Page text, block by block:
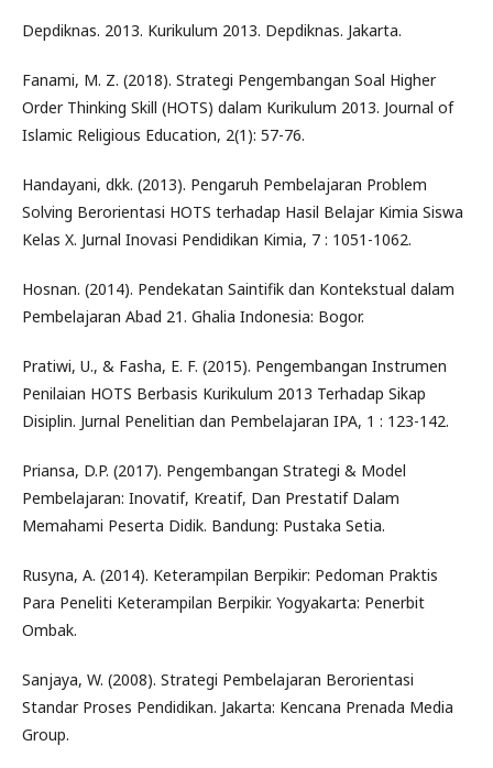
Depdiknas. 2013. Kurikulum 2013. Depdiknas. Jakarta.
Fanami, M. Z. (2018). Strategi Pengembangan Soal Higher
Order Thinking Skill (HOTS) dalam Kurikulum 2013. Journal of
Islamic Religious Education, 2(1): 57-76.
Handayani, dkk. (2013). Pengaruh Pembelajaran Problem
Solving Berorientasi HOTS terhadap Hasil Belajar Kimia Siswa
Kelas X. Jurnal Inovasi Pendidikan Kimia, 7 : 1051-1062.
Hosnan. (2014). Pendekatan Saintifik dan Kontekstual dalam
Pembelajaran Abad 21. Ghalia Indonesia: Bogor.
Pratiwi, U., & Fasha, E. F. (2015). Pengembangan Instrumen
Penilaian HOTS Berbasis Kurikulum 2013 Terhadap Sikap
Disiplin. Jurnal Penelitian dan Pembelajaran IPA, 1 : 123-142.
Priansa, D.P. (2017). Pengembangan Strategi & Model
Pembelajaran: Inovatif, Kreatif, Dan Prestatif Dalam
Memahami Peserta Didik. Bandung: Pustaka Setia.
Rusyna, A. (2014). Keterampilan Berpikir: Pedoman Praktis
Para Peneliti Keterampilan Berpikir. Yogyakarta: Penerbit
Ombak.
Sanjaya, W. (2008). Strategi Pembelajaran Berorientasi
Standar Proses Pendidikan. Jakarta: Kencana Prenada Media
Group.